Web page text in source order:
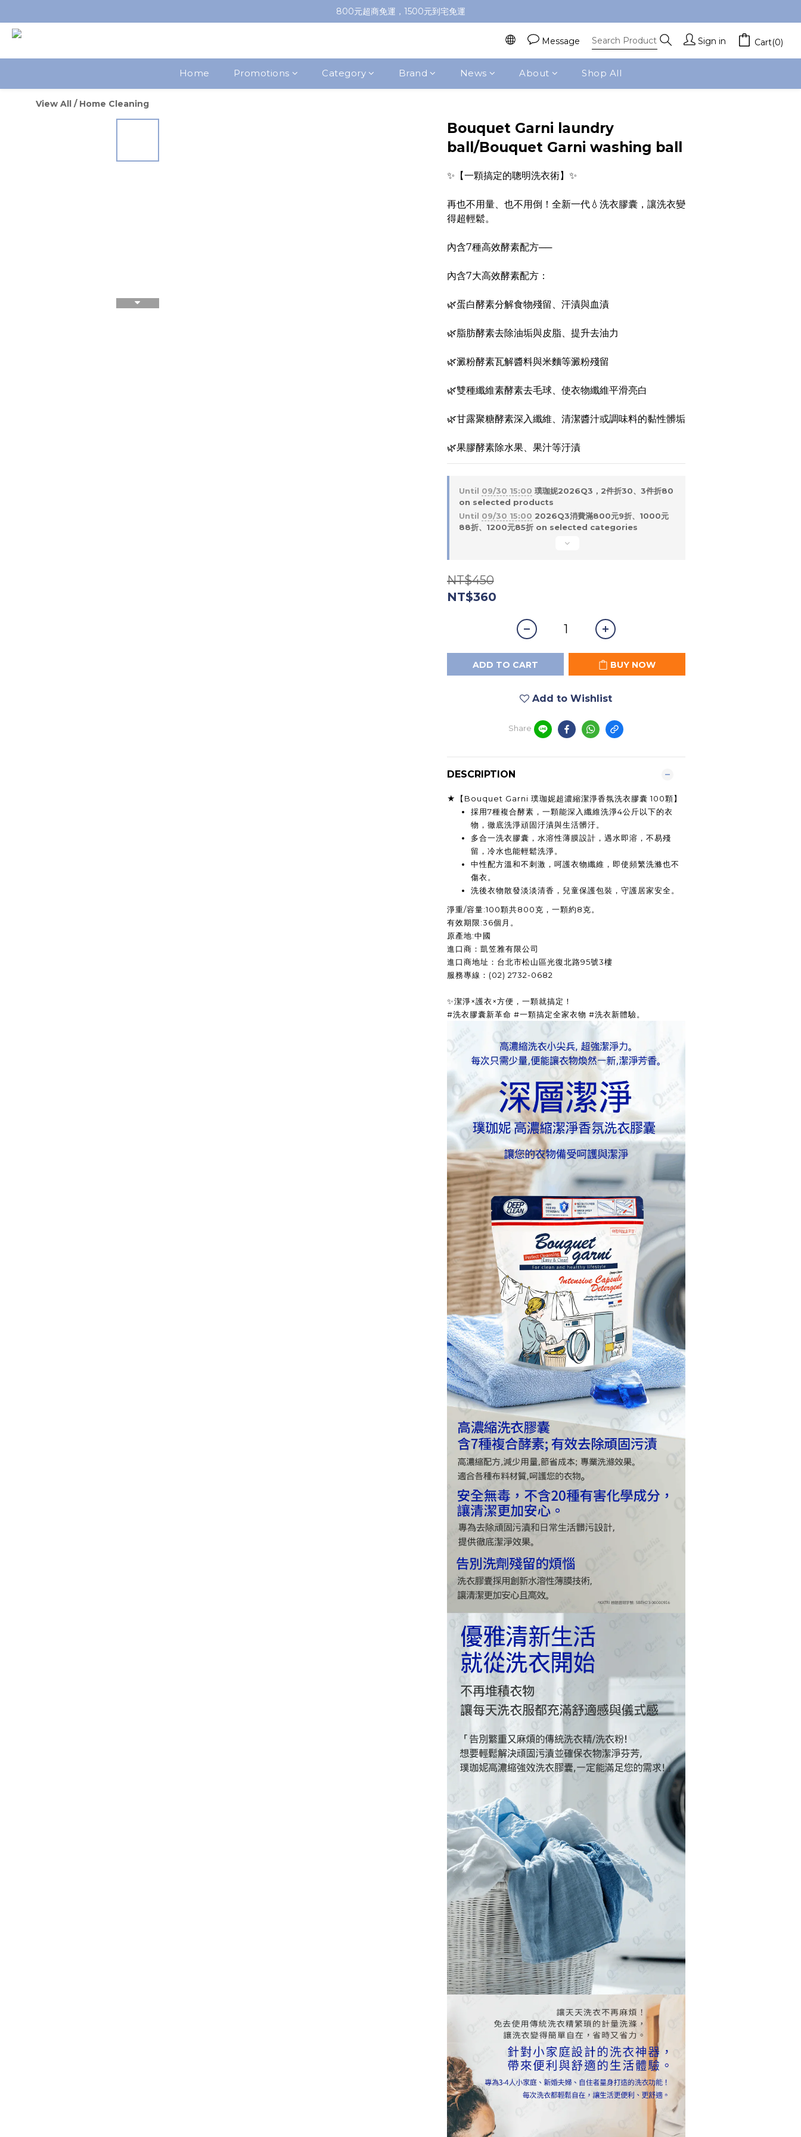
加入會員即送100元購物金，推薦好友，再送購物金
800元超商免運，1500元到宅免運
Message Sign in Cart(0)
Home Promotions Category Brand News About Shop All
View All / Home Cleaning
Bouquet Garni laundry
ball/Bouquet Garni washing ball
✨【一顆搞定的聰明洗衣術】✨
再也不用量、也不用倒！全新一代💧洗衣膠囊，讓洗衣變
得超輕鬆。
內含7種高效酵素配方──
內含7大高效酵素配方：
🌿蛋白酵素分解食物殘留、汗漬與血漬
🌿脂肪酵素去除油垢與皮脂、提升去油力
🌿澱粉酵素瓦解醬料與米麵等澱粉殘留
🌿雙種纖維素酵素去毛球、使衣物纖維平滑亮白
🌿甘露聚糖酵素深入纖維、清潔醬汁或調味料的黏性髒垢
🌿果膠酵素除水果、果汁等汙漬
Until 09/30 15:00 璞珈妮2026Q3，2件折30、3件折80
on selected products
Until 09/30 15:00 2026Q3消費滿800元9折、1000元
88折、1200元85折 on selected categories
NT$450
NT$360
ADD TO CART BUY NOW
Add to Wishlist
Share
DESCRIPTION
★【Bouquet Garni 璞珈妮超濃縮潔淨香氛洗衣膠囊 100顆】
採用7種複合酵素，一顆能深入纖維洗淨4公斤以下的衣
物，徹底洗淨頑固汙漬與生活髒汙。
多合一洗衣膠囊，水溶性薄膜設計，遇水即溶，不易殘
留，冷水也能輕鬆洗淨。
中性配方溫和不刺激，呵護衣物纖維，即使頻繁洗滌也不
傷衣。
洗後衣物散發淡淡清香，兒童保護包裝，守護居家安全。
淨重/容量:100顆共800克，一顆約8克。
有效期限:36個月。
原產地:中國
進口商：凱笠雅有限公司
進口商地址：台北市松山區光復北路95號3樓
服務專線：(02) 2732-0682
✨潔淨×護衣×方便，一顆就搞定！
#洗衣膠囊新革命 #一顆搞定全家衣物 #洗衣新體驗。